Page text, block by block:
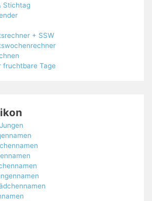
Stichtag
+ SSW
fruchtbare Tage